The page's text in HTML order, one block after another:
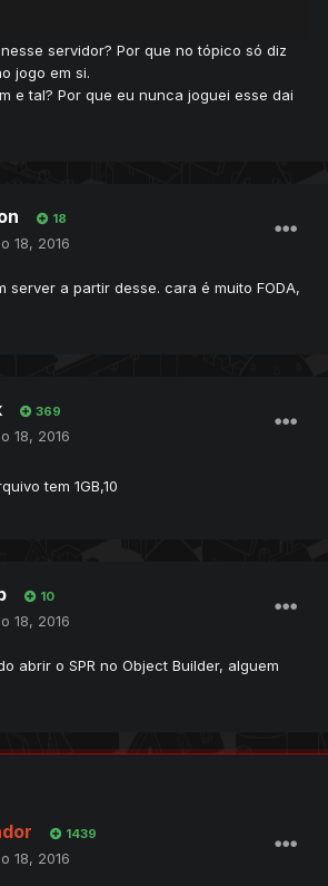
servidor? Por que no tópico só diz
jogo em si.
e tal? Por que eu nunca joguei esse dai
18
18, 2016
server a partir desse. cara é muito FODA,
369
18, 2016
tem 1GB,10
10
18, 2016
abrir o SPR no Object Builder, alguem
1439
18, 2016